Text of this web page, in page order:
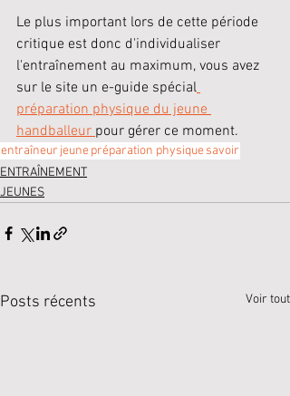
Le plus important lors de cette période
critique est donc d'individualiser
l'entraînement au maximum, vous avez
sur le site un e-guide spécial
préparation physique du jeune
handballeur pour gérer ce moment.
entraîneur jeunepréparation physiquesavoir
ENTRAÎNEMENT
JEUNES
Posts récents Voir tout